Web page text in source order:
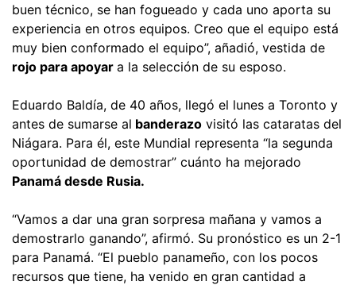
buen técnico, se han fogueado y cada uno aporta su
experiencia en otros equipos. Creo que el equipo está
muy bien conformado el equipo”, añadió, vestida de
rojo para apoyar a la selección de su esposo.
Eduardo Baldía, de 40 años, llegó el lunes a Toronto y
antes de sumarse al banderazo visitó las cataratas del
Niágara. Para él, este Mundial representa “la segunda
oportunidad de demostrar” cuánto ha mejorado
Panamá desde Rusia.
“Vamos a dar una gran sorpresa mañana y vamos a
demostrarlo ganando”, afirmó. Su pronóstico es un 2-1
para Panamá. “El pueblo panameño, con los pocos
recursos que tiene, ha venido en gran cantidad a